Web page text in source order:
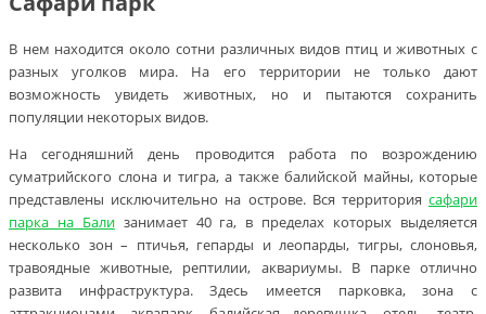
В нем находится около сотни различных видов птиц и животных с
разных уголков мира. На его территории не только дают
возможность увидеть животных, но и пытаются сохранить
популяции некоторых видов.
На сегодняшний день проводится работа по возрождению
суматрийского слона и тигра, а также балийской майны, которые
представлены исключительно на острове. Вся территория сафари
парка на Бализанимает 40 га, в пределах которых выделяется
несколько зон – птичья, гепарды и леопарды, тигры, слоновья,
травоядные животные, рептилии, аквариумы. В парке отлично
развита инфраструктура. Здесь имеется парковка, зона с